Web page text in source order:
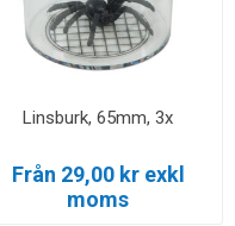
Linsburk, 65mm, 3x
Från 29,00 kr exkl
moms